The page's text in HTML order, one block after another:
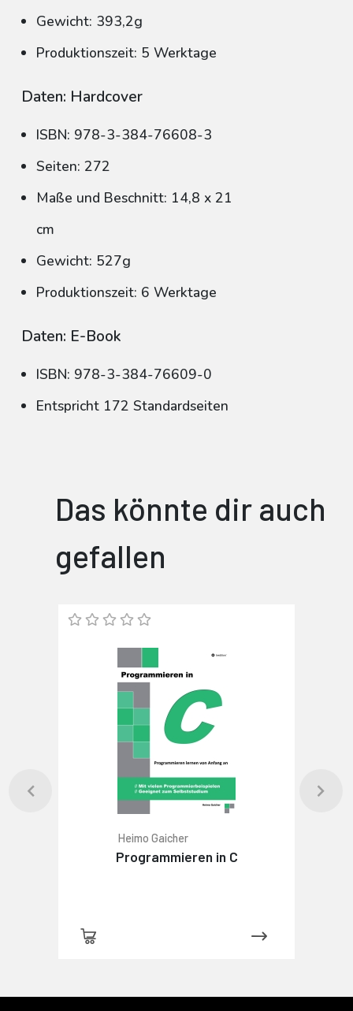
Gewicht: 393,2g
Produktionszeit: 5 Werktage
Daten: Hardcover
ISBN: 978-3-384-76608-3
Seiten: 272
Maße und Beschnitt: 14,8 x 21
cm
Gewicht: 527g
Produktionszeit: 6 Werktage
Daten: E-Book
ISBN: 978-3-384-76609-0
Entspricht 172 Standardseiten
Das könnte dir auch
gefallen
Heimo Gaicher
Programmieren in C